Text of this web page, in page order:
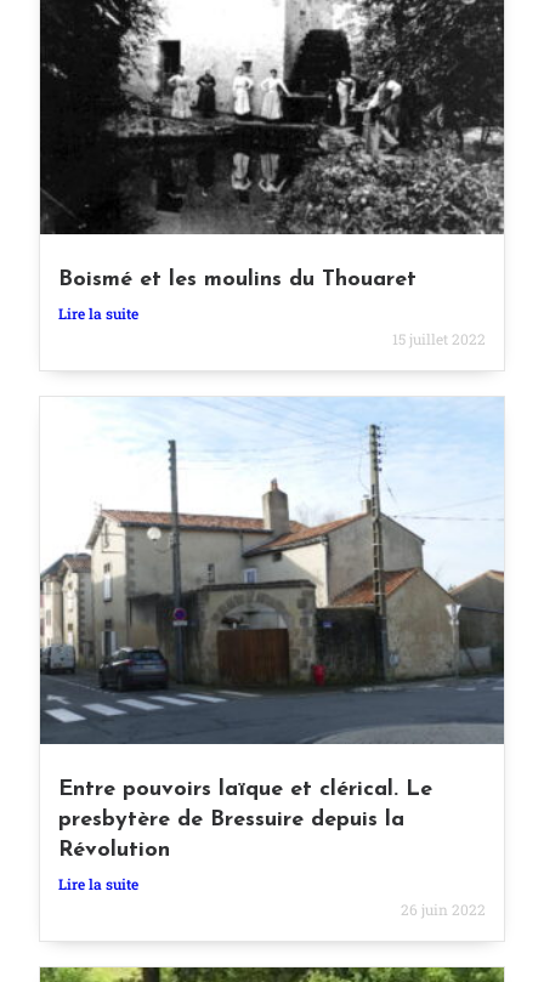
Boismé et les moulins du Thouaret
Lire la suite
15 juillet 2022
Entre pouvoirs laïque et clérical. Le
presbytère de Bressuire depuis la
Révolution
Lire la suite
26 juin 2022